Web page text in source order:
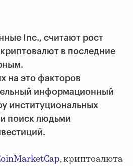
Inc., считают рост
в последние
на это факторов
информационный
институциональных
поиск людьми
, криптоалюта